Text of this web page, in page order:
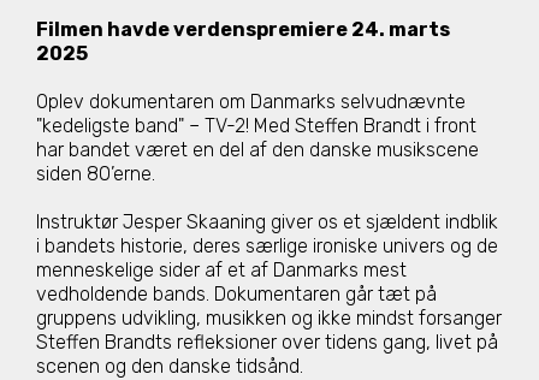
Filmen havde verdenspremiere 24. marts
2025
Oplev dokumentaren om Danmarks selvudnævnte
"kedeligste band" – TV-2! Med Steffen Brandt i front
har bandet været en del af den danske musikscene
siden 80’erne.
Instruktør Jesper Skaaning giver os et sjældent indblik
i bandets historie, deres særlige ironiske univers og de
menneskelige sider af et af Danmarks mest
vedholdende bands. Dokumentaren går tæt på
gruppens udvikling, musikken og ikke mindst forsanger
Steffen Brandts refleksioner over tidens gang, livet på
scenen og den danske tidsånd.